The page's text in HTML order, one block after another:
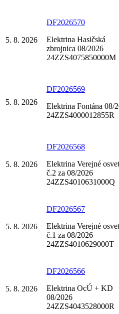
5. 8. 2026
DF2026570
Elektrina Hasičská
zbrojnica 08/2026
24ZZS4075850000M
5. 8. 2026
DF2026569
Elektrina Fontána 08/
24ZZS4000012855R
5. 8. 2026
DF2026568
Elektrina Verejné
č.2 za 08/2026
24ZZS4010631000Q
5. 8. 2026
DF2026567
Elektrina Verejné
č.1 za 08/2026
24ZZS4010629000T
5. 8. 2026
DF2026566
Elektrina OcÚ + KD
08/2026
24ZZS4043528000R